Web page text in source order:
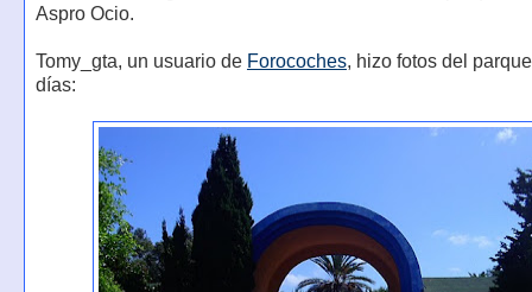
Aspro Ocio.
Tomy_gta, un usuario de Forocoches, hizo fotos del
días: